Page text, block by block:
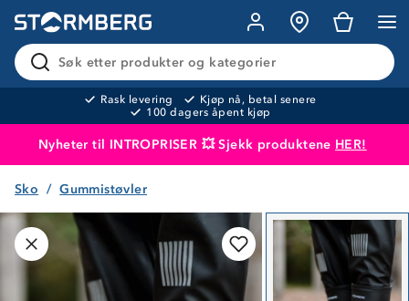
Søk etter produkter og kategorier
Rask levering
Kjøp nå, betal senere
100 dagers åpent kjøp
Nyheter til INTROPRISER 💥 Sjekk produktene HER!
Produktet er lagt i handlekurven
Sko Gummistøvler